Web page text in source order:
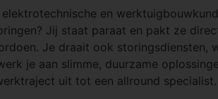
en
Jij staat paraat en pakt ze
Je draait ook storingsdiensten,
je aan slimme, duurzame
uit tot een allround specialist.